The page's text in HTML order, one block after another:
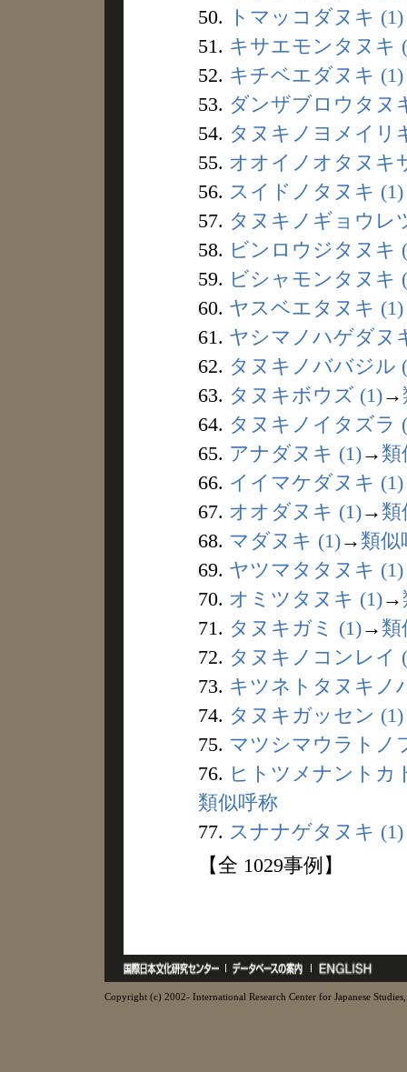
50.
トマッコダヌキ (1)
51. キサエモンタヌキ
52. キチベエダヌキ (1)
53. ダンザブロウタヌ
54. タヌキノヨメイリ
55. オオイノオタヌキ
56. スイドノタヌキ (1)
57. タヌキノギョウレ
58. ビンロウジタヌキ
59. ビシャモンタヌキ
60. ヤスベエタヌキ (1)
61. ヤシマノハゲダヌ
62. タヌキノババジル
63. タヌキボウズ (1)→
64. タヌキノイタズラ
65. アナダヌキ (1)→ 類
66. イイマケダヌキ (1)
67. オオダヌキ (1)→ 類
68. マダヌキ (1)→ 類似
69. ヤツマタタヌキ (1)
70. オミツタヌキ (1)→
71. タヌキガミ (1)→ 類
72. タヌキノコンレイ
73. キツネトタヌキノ
74. タヌキガッセン (1)
75. マツシマウラトノ
76. ヒトツメナントカ
類似呼称
77. スナナゲタヌキ (1)
【全 1029事例】
Copyright (c) 2002- International Research Center for Japanese